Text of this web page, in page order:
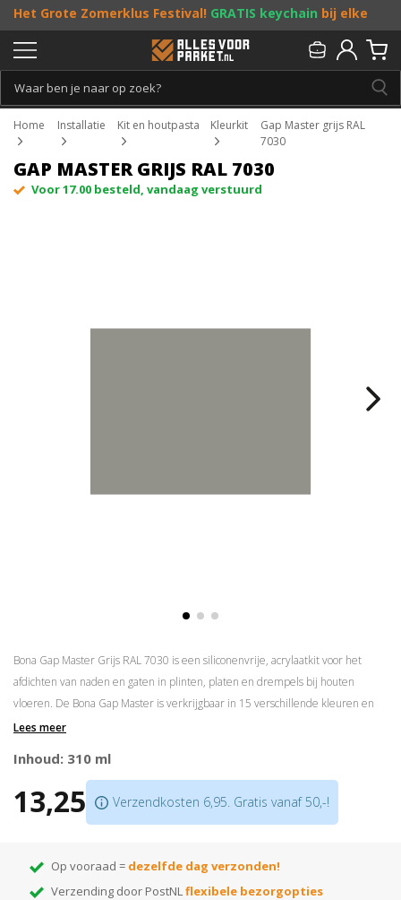
Het Grote Zomerklus Festival! GRATIS keychain bij elke
bestelling vanaf €25, entoffe acties! Doe je mee?
Persoonlijk & gratis advies:013 - 207 00 01
Home Installatie Kit en houtpasta Kleurkit
Gap Master grijs RAL
7030
GAP MASTER GRIJS RAL 7030
Voor 17.00 besteld, vandaag verstuurd
Bona Gap Master Grijs RAL 7030 is een siliconenvrije, acrylaatkit voor het
afdichten van naden en gaten in plinten, platen en drempels bij houten
vloeren. De Bona Gap Master is verkrijgbaar in 15 verschillende kleuren en
kan, als het droog is, worden gelakt met alle parketlakken. Het materiaal is
reukloos
Ook als lijm te gebruiken
Vrij van oplosmiddelen
Beschikbaar in 15kleuren
Lees meer
Inhoud: 310 ml
13,25 Verzendkosten 6,95. Gratis vanaf 50,-!
Op vooraad = dezelfde dag verzonden!
Verzending door PostNLflexibele bezorgopties